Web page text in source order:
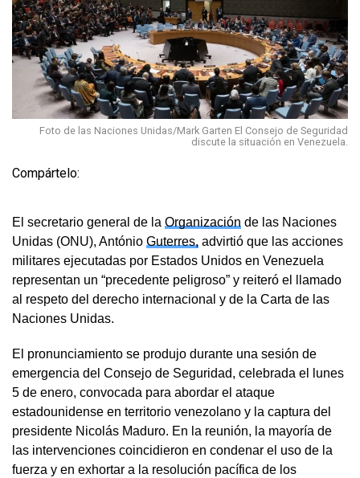
Foto de las Naciones Unidas/Mark Garten El Consejo de Seguridad
discute la situación en Venezuela.
Compártelo:
El secretario general de la Organización de las Naciones
Unidas (ONU), António Guterres, advirtió que las acciones
militares ejecutadas por Estados Unidos en Venezuela
representan un “precedente peligroso” y reiteró el llamado
al respeto del derecho internacional y de la Carta de las
Naciones Unidas.
El pronunciamiento se produjo durante una sesión de
emergencia del Consejo de Seguridad, celebrada el lunes
5 de enero, convocada para abordar el ataque
estadounidense en territorio venezolano y la captura del
presidente Nicolás Maduro. En la reunión, la mayoría de
las intervenciones coincidieron en condenar el uso de la
fuerza y en exhortar a la resolución pacífica de los